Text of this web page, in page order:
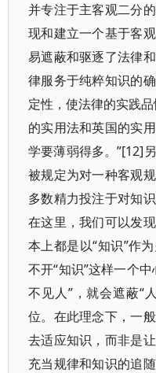
并专注于主客观二分
现和建立一个基于客
易遮蔽和驱逐了法律
律服务于纯粹知识的
定性，使法律的实践
的实用法和英国的实
学要薄弱得多。”[12]
被规定为对一种客观
多数精力投注于对知
在这里，我们可以发
本上都是以“知识”作
不开“知识”这样一个
不见人”，就会遮蔽“
位。在此理念下，一
去适应知识，而非是
充当规律和知识的追